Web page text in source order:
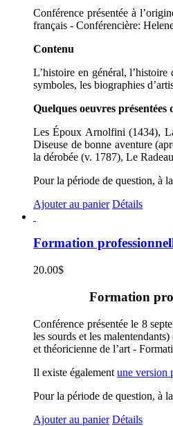
Conférence présentée à
français - Conférencière:
Contenu
L’histoire en général,
symboles, les biographies
Quelques oeuvres présentées
Les Époux Arnolfini (1434),
Diseuse de bonne aventure
la dérobée (v. 1787), Le
Pour la période de question, à
Ajouter au panier Détails
Formation
20.00$
Formation
Conférence présentée le 8
les sourds et les
et théoricienne de l’art -
Il existe également une version
Pour la période de question, à
Ajouter au panier Détails